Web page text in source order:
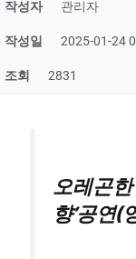
작성자 관리자
작성일 2025-01-24
조회 2831
오레곤
향’공연(